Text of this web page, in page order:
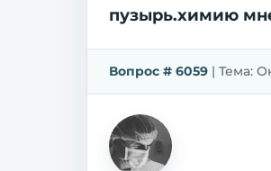
пузырь.химию
Вопрос # 6059 | Тема: